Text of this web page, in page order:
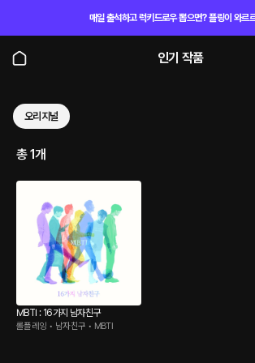
매일 출석하고 럭키드로우 뽑으면? 플링이 와르
인기 작품
오리지널
총 1개
MBTI : 16가지 남자친구
롤플레잉 • 남자친구 • MBTI